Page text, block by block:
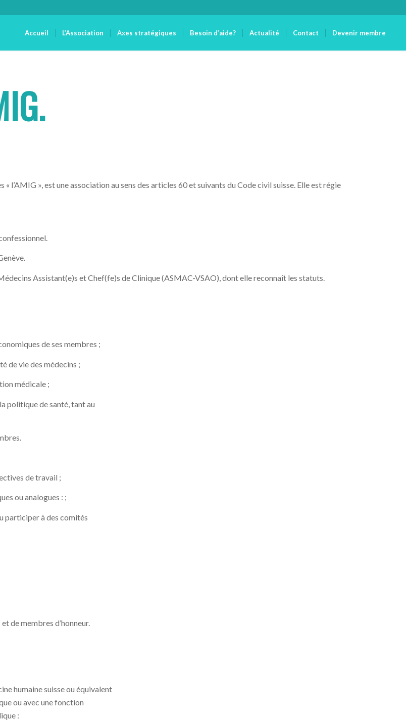
Accueil L’Association Axes stratégiques Besoin d’aide? Actualité Contact Devenir membre
l’AMIG », est une association au sens des articles 60 et suivants du Code civil suisse. Elle est régie
Assistant(e)s et Chef(fe)s de Clinique (ASMAC-VSAO), dont elle reconnaît les statuts.
de ses membres ;
de vie des médecins ;
médicale ;
politique de santé, tant au
de travail ;
ou analogues : ;
participer à des comités
de membres d’honneur.
humaine suisse ou équivalent
ou avec une fonction
: